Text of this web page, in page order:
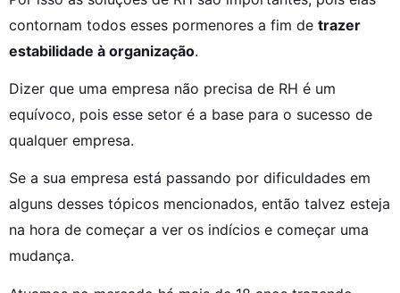
contornam todos esses pormenores a fim de trazer
estabilidade à organização.
Dizer que uma empresa não precisa de RH é um
equívoco, pois esse setor é a base para o sucesso de
qualquer empresa.
Se a sua empresa está passando por dificuldades em
alguns desses tópicos mencionados, então talvez esteja
na hora de começar a ver os indícios e começar uma
mudança.